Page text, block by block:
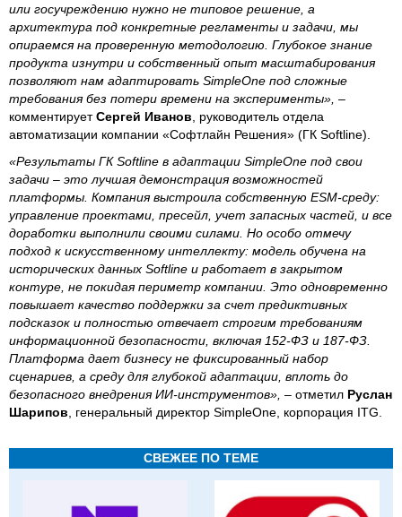
или госучреждению нужно не типовое решение, а
архитектура под конкретные регламенты и задачи, мы
опираемся на проверенную методологию. Глубокое знание
продукта изнутри и собственный опыт масштабирования
позволяют нам адаптировать SimpleOne под сложные
требования без потери времени на эксперименты», –
комментируетСергей Иванов , руководитель отдела
автоматизации компании «Софтлайн Решения» (ГК Softline).
«Результаты ГК Softline в адаптации SimpleOne под свои
задачи – это лучшая демонстрация возможностей
платформы. Компания выстроила собственную ESM-среду:
управление проектами, пресейл, учет запасных частей, и все
доработки выполнили своими силами. Но особо отмечу
подход к искусственному интеллекту: модель обучена на
исторических данных Softline и работает в закрытом
контуре, не покидая периметр компании. Это одновременно
повышает качество поддержки за счет предиктивных
подсказок и полностью отвечает строгим требованиям
информационной безопасности, включая 152-ФЗ и 187-ФЗ.
Платформа дает бизнесу не фиксированный набор
сценариев, а среду для глубокой адаптации, вплоть до
безопасного внедрения ИИ-инструментов», – отметил Руслан
Шарипов , генеральный директор SimpleOne, корпорация ITG.
СВЕЖЕЕ ПО ТЕМЕ